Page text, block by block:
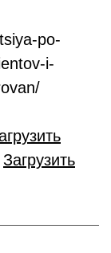
po-
i-
Загрузить